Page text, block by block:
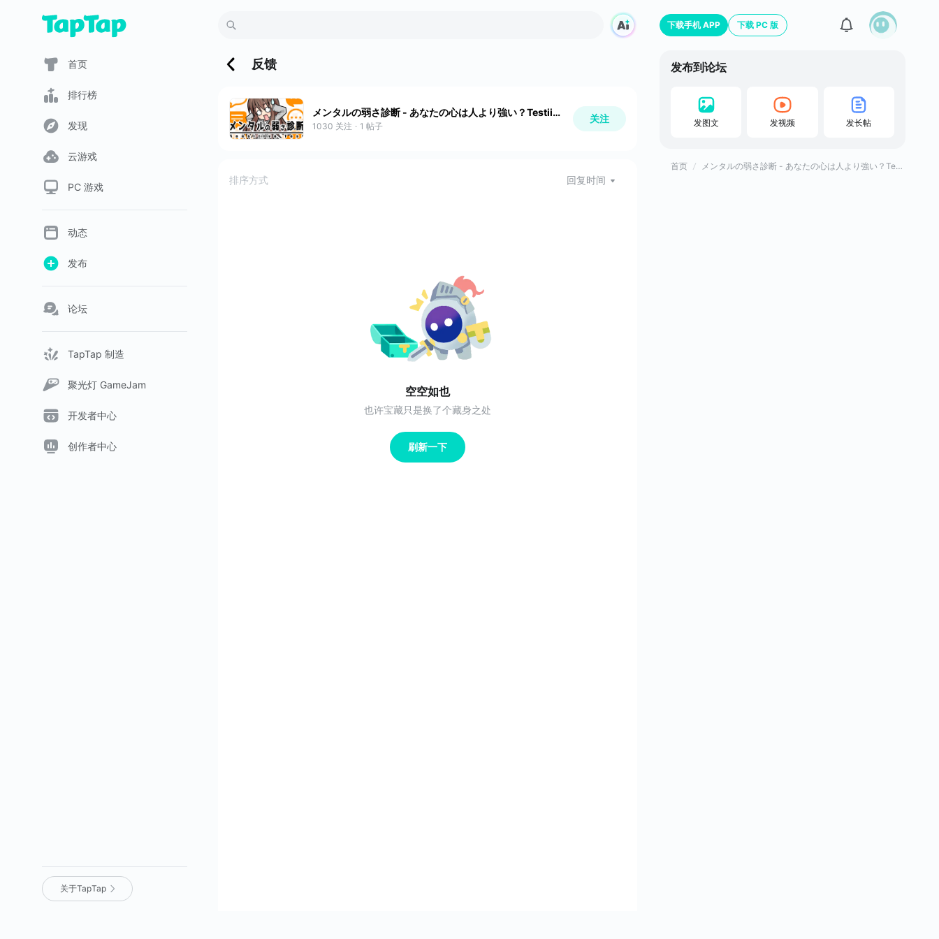
首页
排行榜
发现
云游戏
PC 游戏
动态
发布
论坛
TapTap 制造
聚光灯 GameJam
开发者中心
创作者中心
关于TapTap
反馈
メンタルの弱さ診断 - あなたの心は人より強い？Testiiの診断・心理テストシリーズ
1030 关注 · 1 帖子
关注
排序方式 回复时间
空空如也
也许宝藏只是换了个藏身之处
刷新一下
下载手机 APP 下载 PC 版
发布到论坛
发图文 发视频 发长帖
首页 メンタルの弱さ診断 - あなたの心は人より強い？Testiiの診断・心理テストシリーズ